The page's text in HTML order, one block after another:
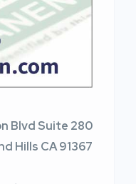
Blvd Suite 280
Hills CA 91367